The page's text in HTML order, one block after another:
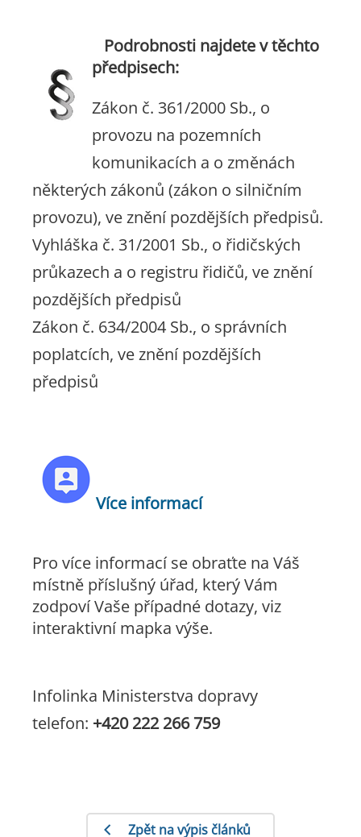
Podrobnosti najdete v těchto
předpisech:
Zákon č. 361/2000 Sb., o
provozu na pozemních
komunikacích a o změnách
některých zákonů (zákon o silničním
provozu), ve znění pozdějších předpisů.
Vyhláška č. 31/2001 Sb., o řidičských
průkazech a o registru řidičů, ve znění
pozdějších předpisů
Zákon č. 634/2004 Sb., o správních
poplatcích, ve znění pozdějších
předpisů
Více informací
Pro více informací se obraťte na Váš
místně příslušný úřad, který Vám
zodpoví Vaše případné dotazy, viz
interaktivní mapka výše.
Infolinka Ministerstva dopravy
telefon: +420 222 266 759
Zpět na výpis článků